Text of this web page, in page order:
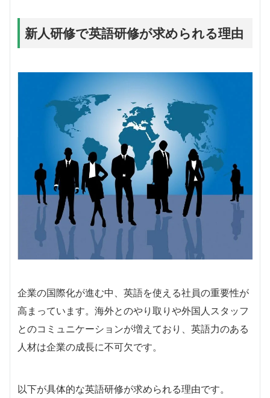
新人研修で英語研修が求められる理由
企業の国際化が進む中、英語を使える社員の重要性が
高まっています。海外とのやり取りや外国人スタッフ
とのコミュニケーションが増えており、英語力のある
人材は企業の成長に不可欠です。
以下が具体的な英語研修が求められる理由です。